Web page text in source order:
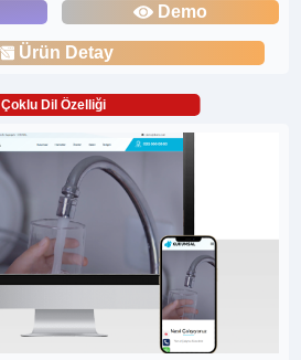
Demo
Ürün Detay
Çoklu Dil Özelliği